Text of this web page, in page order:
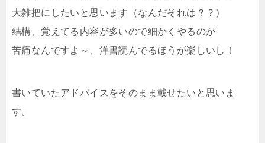
大雑把にしたいと思います（なんだそれは？？）
結構、覚えてる内容が多いので細かくやるのが
苦痛なんですよ～、洋書読んでるほうが楽しいし！
書いていたアドバイスをそのまま載せたいと思いま
す。